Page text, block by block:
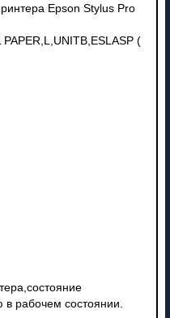
Epson Stylus Pro
(
в рабочем состоянии.